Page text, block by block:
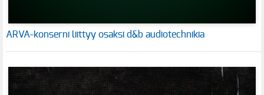
ARVA-konserni liittyy osaksi d&b audiotechnikia